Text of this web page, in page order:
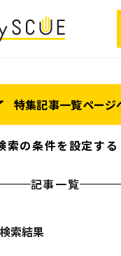
特集記事一覧ページ
索の条件を設定する
記事一覧
索結果